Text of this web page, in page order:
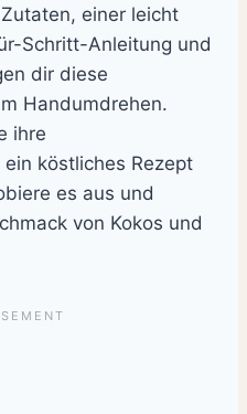
einer leicht
Schritt-Anleitung und
dir diese
Handumdrehen.
ihre
köstliches Rezept
es aus und
von Kokos und